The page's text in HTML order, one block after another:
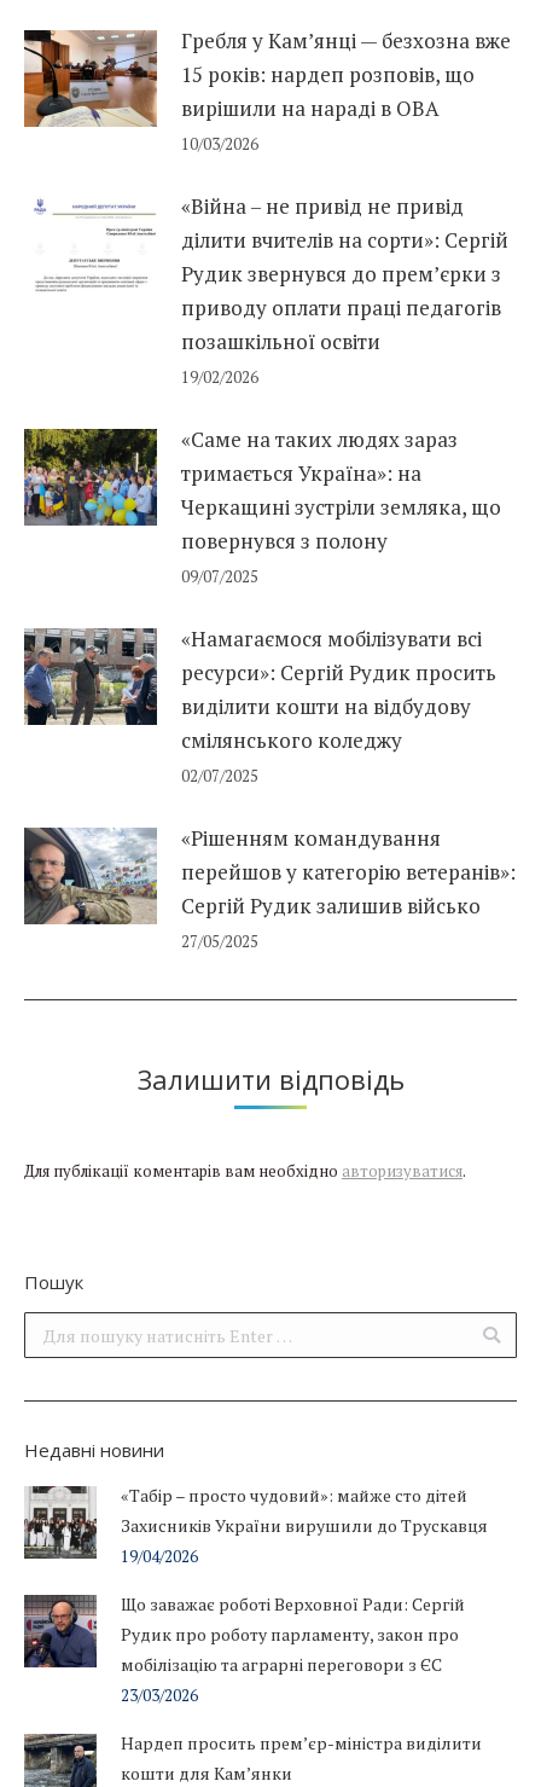
Гребля у Кам’янці — безхозна вже
15 років: нардеп розповів, що
вирішили на нараді в ОВА
10/03/2026
«Війна – не привід не привід
ділити вчителів на сорти»: Сергій
Рудик звернувся до прем’єрки з
приводу оплати праці педагогів
позашкільної освіти
19/02/2026
«Саме на таких людях зараз
тримається Україна»: на
Черкащині зустріли земляка, що
повернувся з полону
09/07/2025
«Намагаємося мобілізувати всі
ресурси»: Сергій Рудик просить
виділити кошти на відбудову
смілянського коледжу
02/07/2025
«Рішенням командування
перейшов у категорію ветеранів»:
Сергій Рудик залишив військо
27/05/2025
Залишити відповідь
Для публікації коментарів вам необхідно авторизуватися.
Пошук
Поиск:
Недавні новини
«Табір – просто чудовий»: майже сто дітей
Захисників України вирушили до Трускавця
19/04/2026
Що заважає роботі Верховної Ради: Сергій
Рудик про роботу парламенту, закон про
мобілізацію та аграрні переговори з ЄС
23/03/2026
Нардеп просить прем’єр-міністра виділити
кошти для Кам’янки